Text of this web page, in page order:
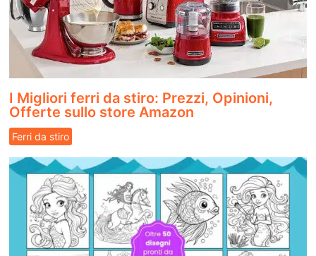
I Migliori ferri da stiro: Prezzi, Opinioni,
Offerte sullo store Amazon
Ferri da stiro